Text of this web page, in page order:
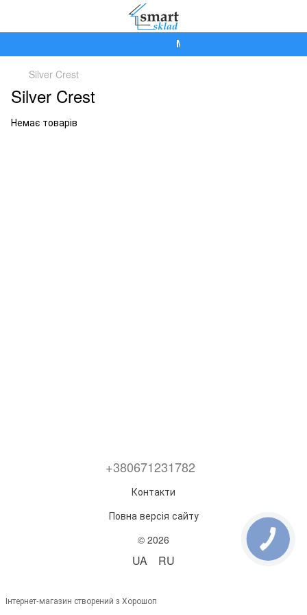
Ми працюємо!
Silver Crest
Silver Crest
Немає товарів
+380671231782
Контакти
Повна версія сайту
© 2026
UA RU
Інтернет-магазин створений з Хорошоп